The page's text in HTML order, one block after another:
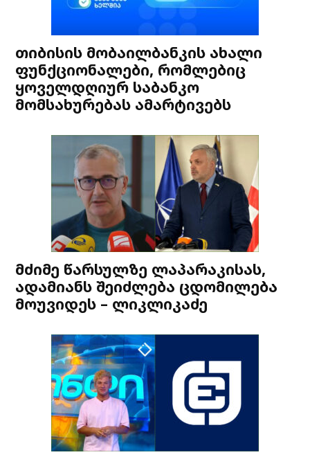
თიბისის მობაილბანკის ახალი
ფუნქციონალები, რომლებიც
ყოველდღიურ საბანკო
მომსახურებას ამარტივებს
მძიმე წარსულზე ლაპარაკისას,
ადამიანს შეიძლება ცდომილება
მოუვიდეს – ლიკლიკაძე